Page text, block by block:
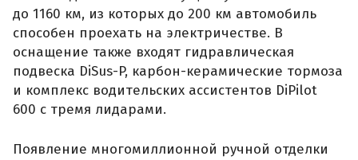
до 1160 км, из которых до 200 км автомобиль
способен проехать на электричестве. В
оснащение также входят гидравлическая
подвеска DiSus-P, карбон-керамические тормоза
и комплекс водительских ассистентов DiPilot
600 с тремя лидарами.
Появление многомиллионной ручной отделки